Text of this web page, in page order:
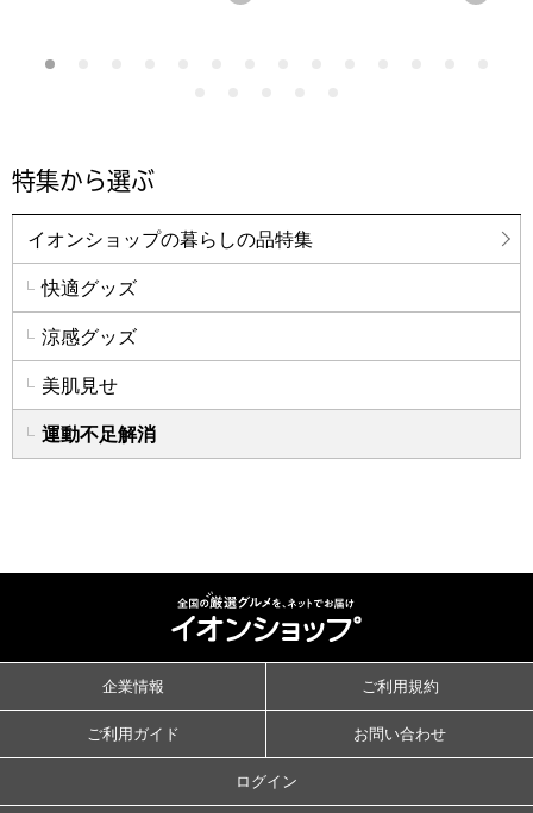
特集から選ぶ
イオンショップの暮らしの品特集
快適グッズ
涼感グッズ
美肌見せ
運動不足解消
企業情報 ご利用規約
ご利用ガイド お問い合わせ
ログイン